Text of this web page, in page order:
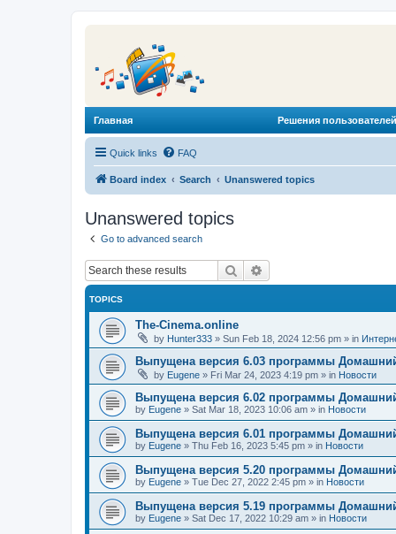
Главная Решения
Quick links FAQ
Board index Search Unanswered topics
Unanswered topics
Go to advanced search
Search
TOPICS
The-Cinema.online
by Hunter333 » Sun Feb 18, 2024 12:56 pm » in
Выпущена версия 6.03 программы
by Eugene » Fri Mar 24, 2023 4:19 pm » in Новости
Выпущена версия 6.02 программы
by Eugene » Sat Mar 18, 2023 10:06 am » in Новости
Выпущена версия 6.01 программы
by Eugene » Thu Feb 16, 2023 5:45 pm » in Новости
Выпущена версия 5.20 программы
by Eugene » Tue Dec 27, 2022 2:45 pm » in Новости
Выпущена версия 5.19 программы
by Eugene » Sat Dec 17, 2022 10:29 am » in Новости